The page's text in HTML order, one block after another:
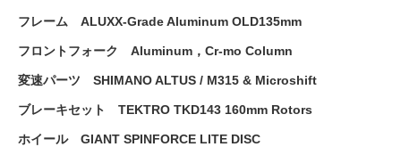
フレーム ALUXX-Grade Aluminum OLD135mm
フロントフォーク Aluminum，Cr-mo Column
変速パーツ SHIMANO ALTUS / M315 & Microshift
ブレーキセット TEKTRO TKD143 160mm Rotors
ホイール GIANT SPINFORCE LITE DISC